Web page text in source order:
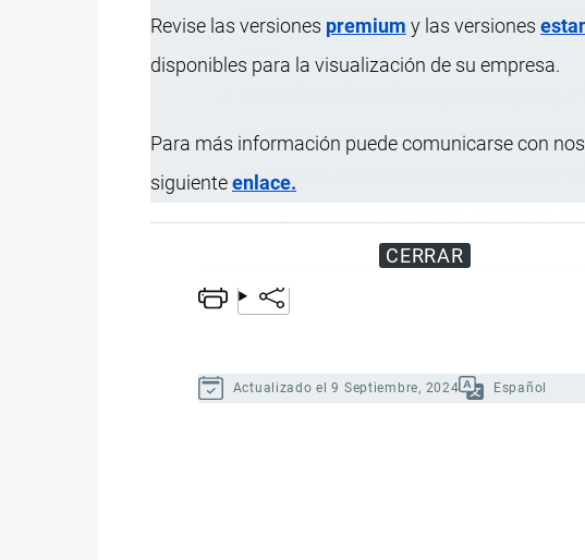
Revise las versiones premium y las versiones
disponibles para la visualización de su empresa.
Para más información puede comunicarse con
siguienteenlace.
CERRAR
y almacenamiento de UTI’s. Es el
otro.
albergan actividades de segunda y
marítimas. Su implantación responde
marítima hacia y desde el
Actualizado el 9 Septiembre, 2024 Español